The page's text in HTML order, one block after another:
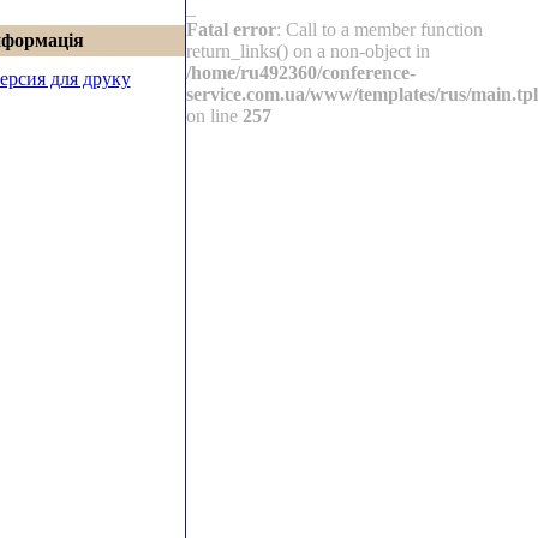
для друку
Fatal error: Call to a member function
return_links() on a non-object in
/home/ru492360/conference-
service.com.ua/www/templates/rus/main.tpl
on line 257